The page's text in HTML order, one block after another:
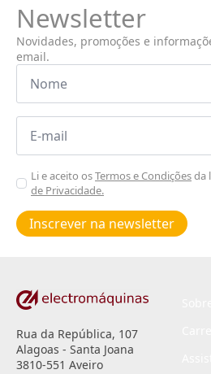
Newsletter
Novidades, promoções e
email.
Nome
Email
Aceitar
Poiticas
de
privacidade
Li e aceito osTermos e Condiçõesda
de Privacidade.
Inscrever na newsletter
Rua da República, 107
Alagoas - Santa Joana
3810-551 Aveiro